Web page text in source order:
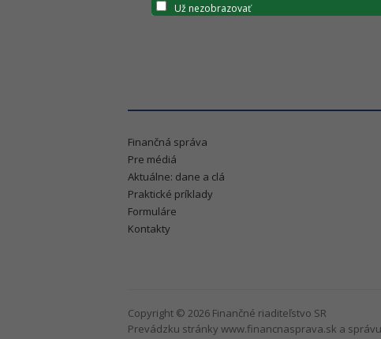
Finančná správa
Pre médiá
Aktuálne: dane a clá
Praktické príklady
Formuláre
Kontakty
Copyright © 2026 Finančné riaditeľstvo SR
Prevádzku stránky www.financnasprava.sk a
Už nezobrazovať